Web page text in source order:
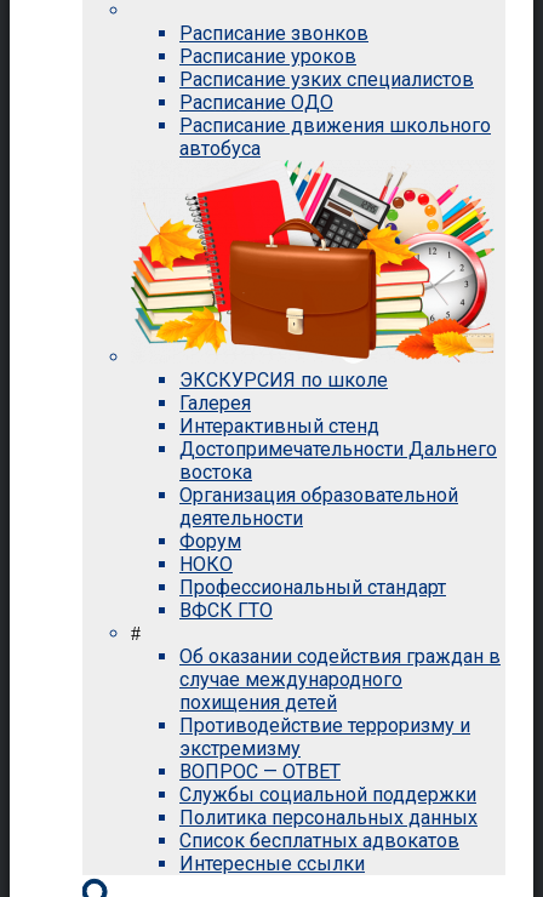
Расписание звонков
Расписание уроков
Расписание узких специалистов
Расписание ОДО
Расписание движения школьного
автобуса
ЭКСКУРСИЯ по школе
Галерея
Интерактивный стенд
Достопримечательности Дальнего
востока
Организация образовательной
деятельности
Форум
НОКО
Профессиональный стандарт
ВФСК ГТО
#
Об оказании содействия граждан в
случае международного
похищения детей
Противодействие терроризму и
экстремизму
ВОПРОС — ОТВЕТ
Службы социальной поддержки
Политика персональных данных
Список бесплатных адвокатов
Интересные ссылки